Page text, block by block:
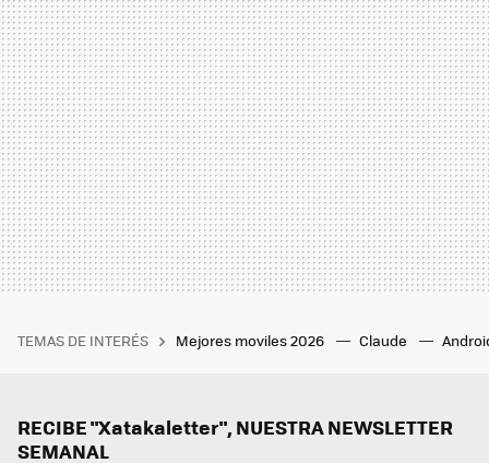
TEMAS DE INTERÉS Mejores moviles 2026 Claude
RECIBE "Xatakaletter", NUESTRA NEWSLETTER
SEMANAL